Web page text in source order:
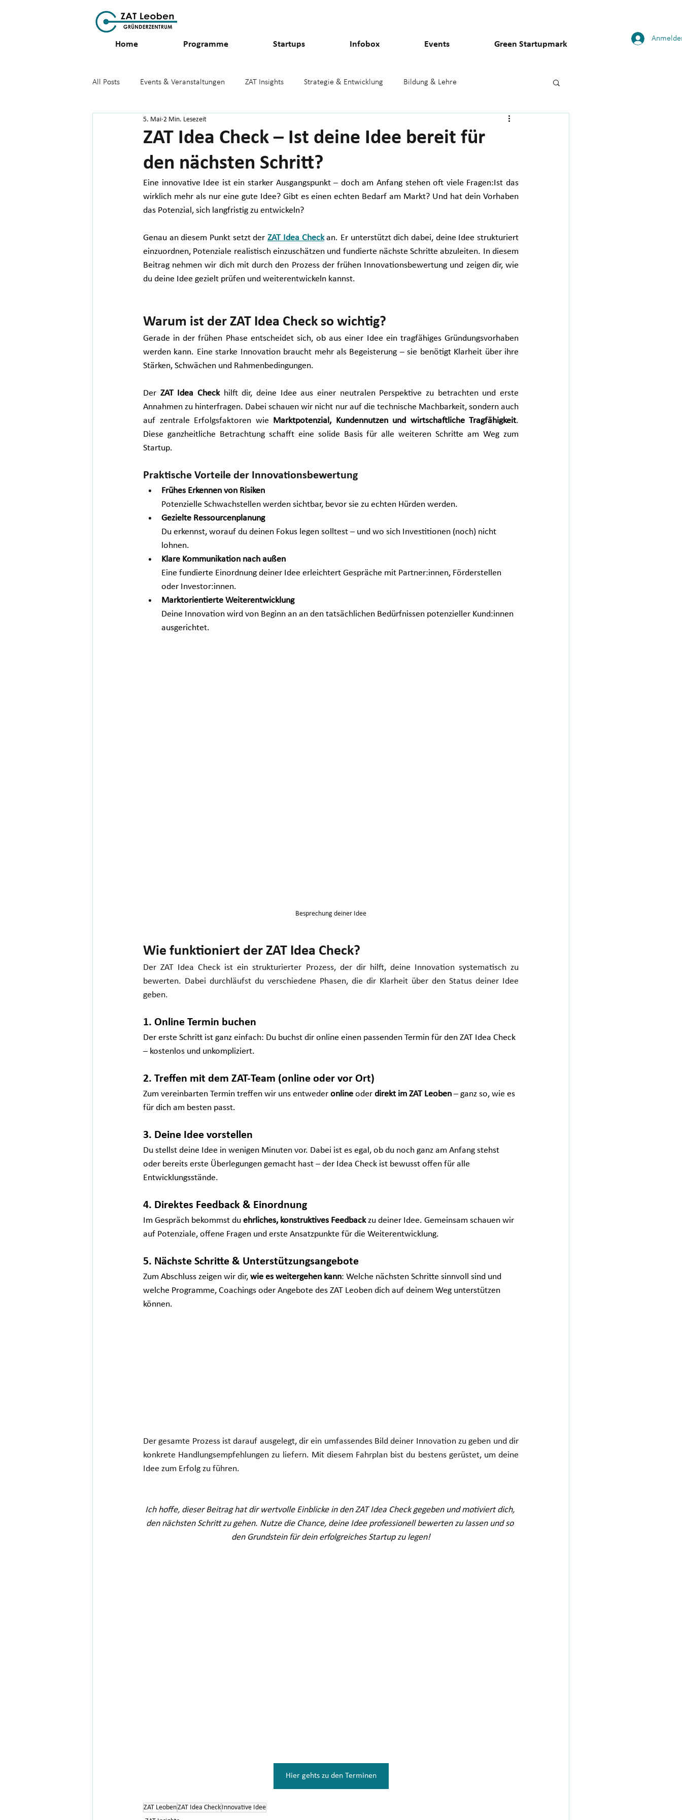
Home Programme Startups Infobox Events Green Startupmark
All Posts Events & Veranstaltungen ZAT Insights Strategie & Entwicklung Bildung & Lehre
GreenStartupCenter_GreenStartupmark
ZAT Idea Check – Ist deine Idee bereit für
den nächsten Schritt?
5. Mai 2 Min. Lesezeit
Eine innovative Idee ist ein starker Ausgangspunkt – doch am Anfang stehen oft viele Fragen:Ist das
wirklich mehr als nur eine gute Idee? Gibt es einen echten Bedarf am Markt? Und hat dein Vorhaben
das Potenzial, sich langfristig zu entwickeln?
Genau an diesem Punkt setzt der ZAT Idea Check an. Er unterstützt dich dabei, deine Idee strukturiert
einzuordnen, Potenziale realistisch einzuschätzen und fundierte nächste Schritte abzuleiten. In diesem
Beitrag nehmen wir dich mit durch den Prozess der frühen Innovationsbewertung und zeigen dir, wie
du deine Idee gezielt prüfen und weiterentwickeln kannst.
Warum ist der ZAT Idea Check so wichtig?
Gerade in der frühen Phase entscheidet sich, ob aus einer Idee ein tragfähiges Gründungsvorhaben
werden kann. Eine starke Innovation braucht mehr als Begeisterung – sie benötigt Klarheit über ihre
Stärken, Schwächen und Rahmenbedingungen.
Der ZAT Idea Check hilft dir, deine Idee aus einer neutralen Perspektive zu betrachten und erste
Annahmen zu hinterfragen. Dabei schauen wir nicht nur auf die technische Machbarkeit, sondern auch
auf zentrale Erfolgsfaktoren wie Marktpotenzial, Kundennutzen und wirtschaftliche Tragfähigkeit.
Diese ganzheitliche Betrachtung schafft eine solide Basis für alle weiteren Schritte am Weg zum
Startup.
Praktische Vorteile der Innovationsbewertung
Frühes Erkennen von Risiken
Potenzielle Schwachstellen werden sichtbar, bevor sie zu echten Hürden werden.
Gezielte Ressourcenplanung
Du erkennst, worauf du deinen Fokus legen solltest – und wo sich Investitionen (noch) nicht
lohnen.
Klare Kommunikation nach außen
Eine fundierte Einordnung deiner Idee erleichtert Gespräche mit Partner:innen, Förderstellen
oder Investor:innen.
Marktorientierte Weiterentwicklung
Deine Innovation wird von Beginn an an den tatsächlichen Bedürfnissen potenzieller Kund:innen
ausgerichtet.
Besprechung deiner Idee
Wie funktioniert der ZAT Idea Check?
Der ZAT Idea Check ist ein strukturierter Prozess, der dir hilft, deine Innovation systematisch zu
bewerten. Dabei durchläufst du verschiedene Phasen, die dir Klarheit über den Status deiner Idee
geben.
1. Online Termin buchen
Der erste Schritt ist ganz einfach: Du buchst dir online einen passenden Termin für den ZAT Idea Check
– kostenlos und unkompliziert.
2. Treffen mit dem ZAT-Team (online oder vor Ort)
Zum vereinbarten Termin treffen wir uns entweder online oder direkt im ZAT Leoben – ganz so, wie es
für dich am besten passt.
3. Deine Idee vorstellen
Du stellst deine Idee in wenigen Minuten vor. Dabei ist es egal, ob du noch ganz am Anfang stehst
oder bereits erste Überlegungen gemacht hast – der Idea Check ist bewusst offen für alle
Entwicklungsstände.
4. Direktes Feedback & Einordnung
Im Gespräch bekommst du ehrliches, konstruktives Feedback zu deiner Idee. Gemeinsam schauen wir
auf Potenziale, offene Fragen und erste Ansatzpunkte für die Weiterentwicklung.
5. Nächste Schritte & Unterstützungsangebote
Zum Abschluss zeigen wir dir, wie es weitergehen kann: Welche nächsten Schritte sinnvoll sind und
welche Programme, Coachings oder Angebote des ZAT Leoben dich auf deinem Weg unterstützen
können.
Der gesamte Prozess ist darauf ausgelegt, dir ein umfassendes Bild deiner Innovation zu geben und dir
konkrete Handlungsempfehlungen zu liefern. Mit diesem Fahrplan bist du bestens gerüstet, um deine
Idee zum Erfolg zu führen.
Ich hoffe, dieser Beitrag hat dir wertvolle Einblicke in den ZAT Idea Check gegeben und motiviert dich,
den nächsten Schritt zu gehen. Nutze die Chance, deine Idee professionell bewerten zu lassen und so
den Grundstein für dein erfolgreiches Startup zu legen!
Hier gehts zu den Terminen
ZAT LeobenZAT Idea Check Innovative Idee